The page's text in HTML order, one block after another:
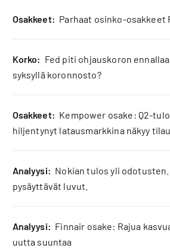
osakkeet: Parhaat osinko-osakkeet
korko: Fed piti ohjauskoron
syksyllä koronnosto?
osakkeet: Kempower osake: Q2-
hiljentynyt latausmarkkina näkyy
analyysi: Nokian tulos yli
pysäyttävät luvut.
analyysi: Finnair osake: Rajua
uutta suuntaa